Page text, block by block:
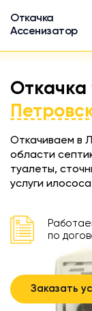
Откачка
Ассенизатор
Откачка
Откачиваем в
области
туалеты,
услуги
по
Заказать